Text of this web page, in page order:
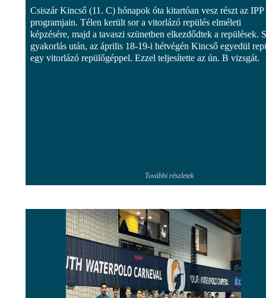
Csiszár Kincső (11. C) hónapok óta kitartóan vesz részt az IPP
programjain. Télen került sor a vitorlázó repülés elméleti
képzésére, majd a tavaszi szünetben elkezdődtek a repülések.
gyakorlás után, az április 18-19-i hétvégén Kincső egyedül
egy vitorlázó repülőgéppel. Ezzel teljesítette az ún. B vizsgát.
További részletek